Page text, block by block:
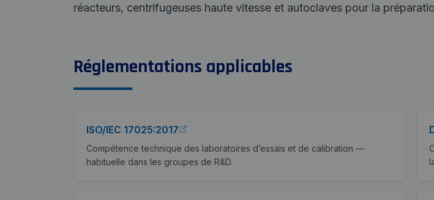
réacteurs, centrifugeuses haute vitesse et autoclaves pour la
Réglementations applicables
ISO/IEC 17025:2017
Compétence technique des laboratoires d’essais et de calibration —
habituelle dans les groupes de R&D.